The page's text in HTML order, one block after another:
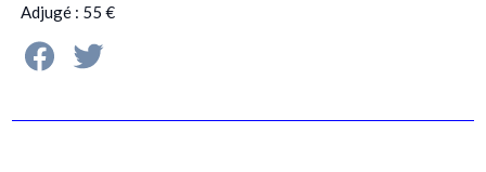
Adjugé : 55 €